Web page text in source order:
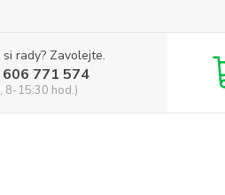
rady? Zavolejte.
771 574
8-15:30 hod.)